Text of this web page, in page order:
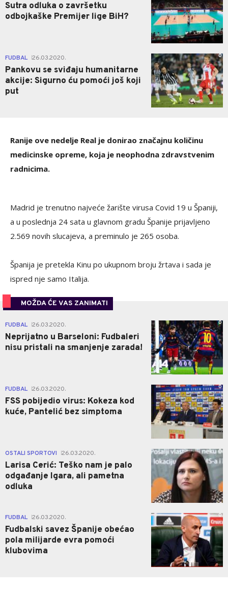
Sutra odluka o završetku
odbojkaške Premijer lige BiH?
FUDBAL 26.03.2020.
Pankovu se sviđaju humanitarne
akcije: Sigurno ću pomoći još koji
put
0
Ranije ove nedelje Real je donirao značajnu količinu
medicinske opreme, koja je neophodna zdravstvenim
radnicima.
Madrid je trenutno najveće žarište virusa Covid 19 u Španiji,
a u poslednja 24 sata u glavnom gradu Španije prijavljeno
2.569 novih slucajeva, a preminulo je 265 osoba.
Španija je pretekla Kinu po ukupnom broju žrtava i sada je
ispred nje samo Italija.
MOŽDA ĆE VAS ZANIMATI
FUDBAL 26.03.2020.
Neprijatno u Barseloni: Fudbaleri
nisu pristali na smanjenje zarada!
0
FUDBAL 26.03.2020.
FSS pobijedio virus: Kokeza kod
kuće, Pantelić bez simptoma
0
OSTALI SPORTOVI 26.03.2020.
Larisa Cerić: Teško nam je palo
odgađanje Igara, ali pametna
odluka
0
FUDBAL 26.03.2020.
Fudbalski savez Španije obećao
pola milijarde evra pomoći
klubovima
0